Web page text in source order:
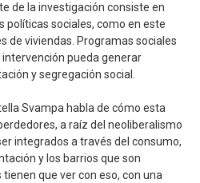
de la investigación consiste en
políticas sociales, como en este
de viviendas. Programas sociales
pueda generar
y segregación social.
Svampa habla de cómo esta
a raíz del neoliberalismo
integrados a través del consumo,
y los barrios que son
que ver con eso, con una